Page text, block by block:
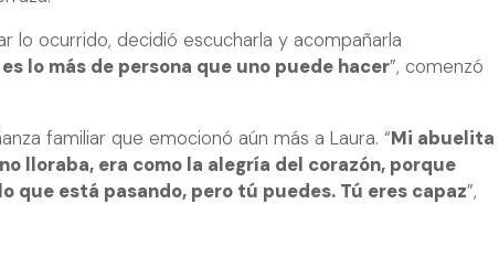
lo ocurrido, decidió escucharla y acompañarla
lo más de persona que uno puede hacer”, comenzó
familiar que emocionó aún más a Laura. “Mi abuelita
lloraba, era como la alegría del corazón, porque
que está pasando, pero tú puedes. Tú eres capaz”,